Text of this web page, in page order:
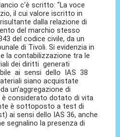
c'è scritto: "La voce
il cui valore iscritto in
dalla relazione di
del marchio stesso
del codice civile, da un
di Tivoli. Si evidenzia in
la contabilizzazione tra le
dei diritti generati
ai sensi dello IAS 38
siano acquistate
un'aggregazione di
è considerato dotato di vita
è sottoposto a test di
ai sensi dello IAS 36, anche
segnalino la presenza di